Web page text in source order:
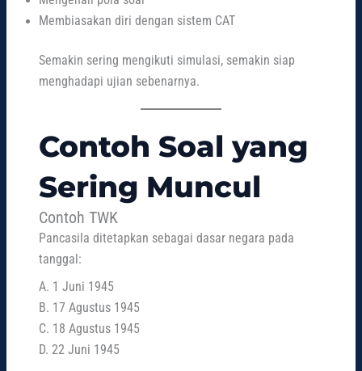
Membiasakan diri dengan sistem CAT
Semakin sering mengikuti simulasi, semakin siap
menghadapi ujian sebenarnya.
Contoh Soal yang
Sering Muncul
Contoh TWK
Pancasila ditetapkan sebagai dasar negara pada
tanggal:
A. 1 Juni 1945
B. 17 Agustus 1945
C. 18 Agustus 1945
D. 22 Juni 1945